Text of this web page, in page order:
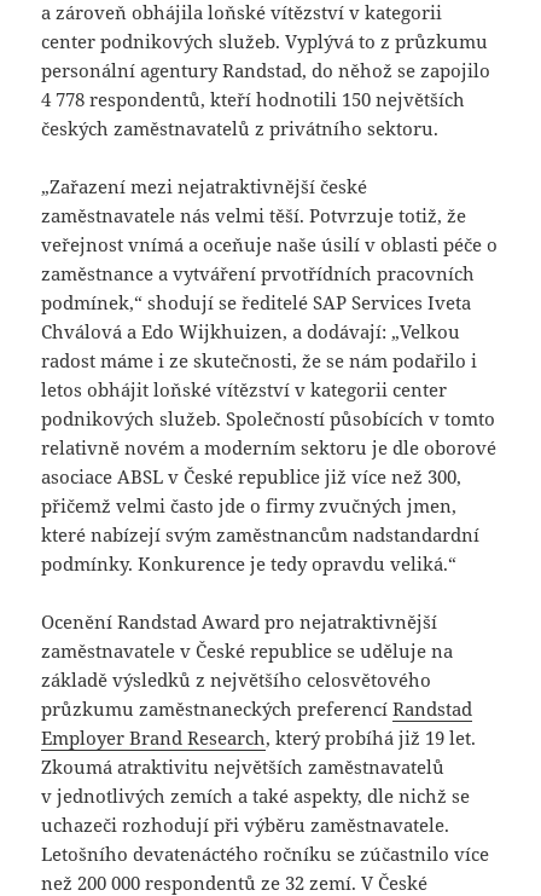
a zároveň obhájila loňské vítězství v kategorii
center podnikových služeb. Vyplývá to z průzkumu
personální agentury Randstad, do něhož se zapojilo
4 778 respondentů, kteří hodnotili 150 největších
českých zaměstnavatelů z privátního sektoru.
„Zařazení mezi nejatraktivnější české
zaměstnavatele nás velmi těší. Potvrzuje totiž, že
veřejnost vnímá a oceňuje naše úsilí v oblasti péče o
zaměstnance a vytváření prvotřídních pracovních
podmínek,“ shodují se ředitelé SAP Services Iveta
Chválová a Edo Wijkhuizen, a dodávají: „Velkou
radost máme i ze skutečnosti, že se nám podařilo i
letos obhájit loňské vítězství v kategorii center
podnikových služeb. Společností působících v tomto
relativně novém a moderním sektoru je dle oborové
asociace ABSL v České republice již více než 300,
přičemž velmi často jde o firmy zvučných jmen,
které nabízejí svým zaměstnancům nadstandardní
podmínky. Konkurence je tedy opravdu veliká.“
Ocenění Randstad Award pro nejatraktivnější
zaměstnavatele v České republice se uděluje na
základě výsledků z největšího celosvětového
průzkumu zaměstnaneckých preferencíRandstad
Employer Brand Research, který probíhá již 19 let.
Zkoumá atraktivitu největších zaměstnavatelů
v jednotlivých zemích a také aspekty, dle nichž se
uchazeči rozhodují při výběru zaměstnavatele.
Letošního devatenáctého ročníku se zúčastnilo více
než 200 000 respondentů ze 32 zemí. V České